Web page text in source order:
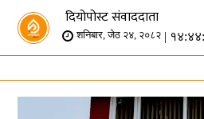
दियोपोस्ट संवाददाता
शनिबार, जेठ २४, २०८२ |